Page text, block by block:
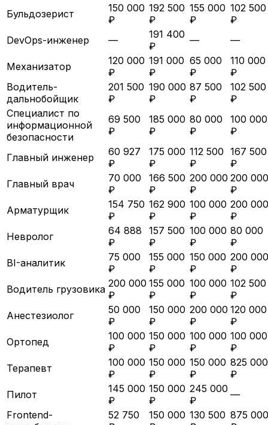
Бульдозерист
150 000
₽
192 500
₽
155 000
₽
102 500
₽
DevOps-инженер
—
191 400
₽
— —
Механизатор
120 000
₽
191 000
₽
65 000
₽
110 000
₽
Водитель-
дальнобойщик
201 500
₽
190 000
₽
87 500
₽
102 500
₽
Специалист по
информационной
безопасности
69 500
₽
185 000
₽
80 000
₽
100 000
₽
Главный инженер
60 927
₽
175 000
₽
112 500
₽
167 500
₽
Главный врач
70 000
₽
166 500
₽
200 000
₽
200 000
₽
Арматурщик
154 750
₽
162 900
₽
100 000
₽
200 000
₽
Невролог
64 888
₽
157 500
₽
100 000
₽
80 000
₽
BI-аналитик
75 000
₽
155 000
₽
150 000
₽
200 000
₽
Водитель грузовика 200 000
₽
155 000
₽
100 000
₽
102 500
₽
Анестезиолог
50 000
₽
150 000
₽
200 000
₽
120 000
₽
Ортопед
100 000
₽
150 000
₽
100 000
₽
100 000
₽
Терапевт
100 000
₽
150 000
₽
150 000
₽
825 000
₽
Пилот
145 000
₽
150 000
₽
245 000
₽
—
Frontend-
52 750
150 000 130 500 875 000